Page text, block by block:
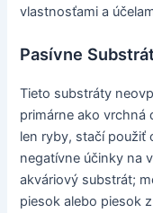
vlastnosťami a
Pasívne
Tieto substráty
primárne ako vrchná
len ryby, stačí použiť
negatívne účinky na
akváriový substrát;
piesok alebo piesok